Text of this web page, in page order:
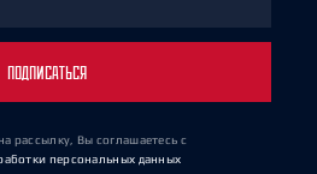
ПОДПИСАТЬСЯ
рассылку, Вы соглашаетесь с
персональных данных